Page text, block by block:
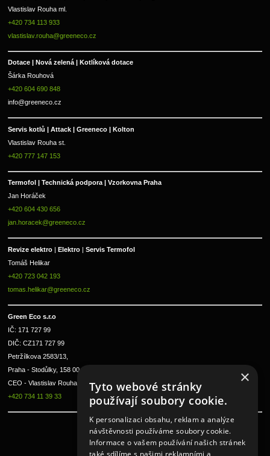
Vlastislav Rouha ml.
+420 734 113 933
vlastislav.rouha@greeneco.cz
Dotace | Nová zelená | Kotlíková dotace
Šárka Rouhová
+420 604 690 848
info@greeneco.cz
Servis kotlů | Attack | Greeneco | Kolton
Vlastislav Rouha st.
+420 777 147 153
Termofol | Technická podpora | Vzorkovna Praha
Jan Horáček
+420 604 430 656
jan.horacek@greeneco.cz
Revize elektro | Elektro | Servis Termofol
Tomáš Helikar
+420 723 042 193
tomas.helikar@greeneco.cz
Green Eco s.r.o
IČ: 171 727 99
DIČ: CZ171 727 99
Petržílkova 2583/13,
Praha - Stodůlky, 158 00
CEO - Vlastislav Rouha ml.
+420 734 11 39 33
×
Tyto webové stránky
používají soubory cookie.
K personalizaci obsahu, reklam a analýze
návštěvnosti používáme soubory cookie.
Informace o vašem používání našich stránek
také sdílíme s našimi reklamními a